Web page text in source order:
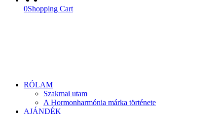
0Shopping Cart
RÓLAM
Szakmai utam
A Hormonharmónia márka története
AJÁNDÉK